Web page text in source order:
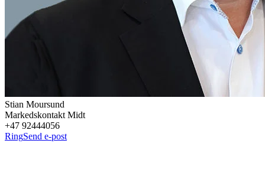
Stian Moursund
Markedskontakt Midt
+47 92444056
RingSend e-post